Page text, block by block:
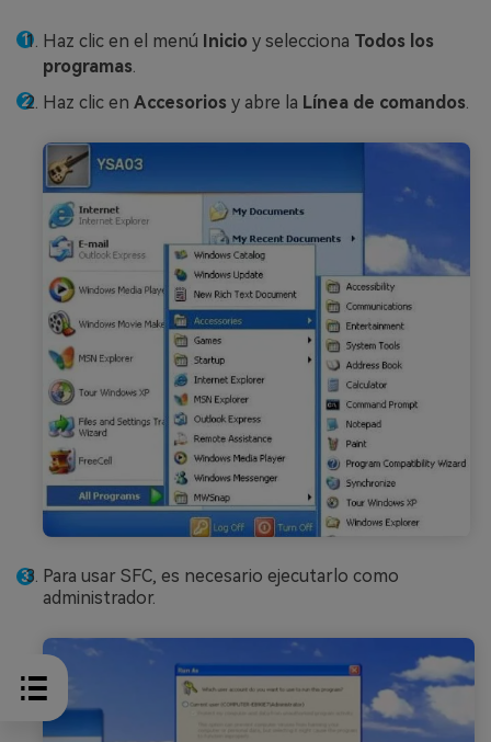
Haz clic en el menú Inicio y selecciona Todos los
programas.
Haz clic en Accesorios y abre la Línea de comandos
Para usar SFC, es necesario ejecutarlo como
administrador.